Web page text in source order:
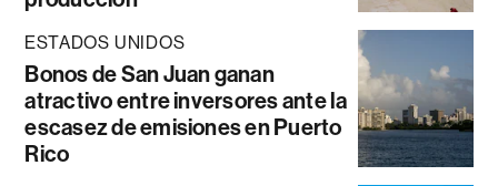
ESTADOS UNIDOS
Bonos de San Juan ganan
atractivo entre inversores ante la
escasez de emisiones en Puerto
Rico